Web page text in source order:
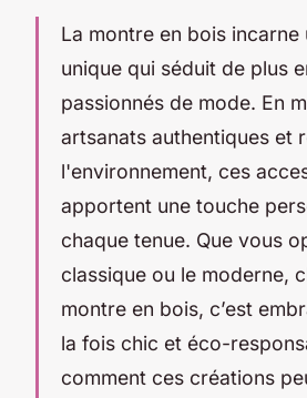
La montre en bois incarne
unique qui séduit de plus
passionnés de mode. En
artsanats authentiques et
l'environnement, ces
apportent une touche
chaque tenue. Que vous
classique ou le moderne,
montre en bois, c’est
la fois chic et éco-
comment ces créations